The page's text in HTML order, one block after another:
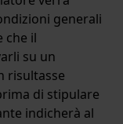
generali
che il
su un
risultasse
di stipulare
indicherà al